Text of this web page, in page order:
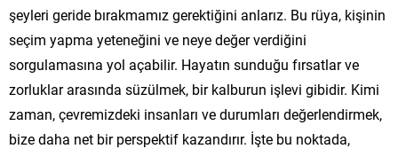
şeyleri geride bırakmamız gerektiğini anlarız. Bu rüya, kişinin
seçim yapma yeteneğini ve neye değer verdiğini
sorgulamasına yol açabilir. Hayatın sunduğu fırsatlar ve
zorluklar arasında süzülmek, bir kalburun işlevi gibidir. Kimi
zaman, çevremizdeki insanları ve durumları değerlendirmek,
bize daha net bir perspektif kazandırır. İşte bu noktada,